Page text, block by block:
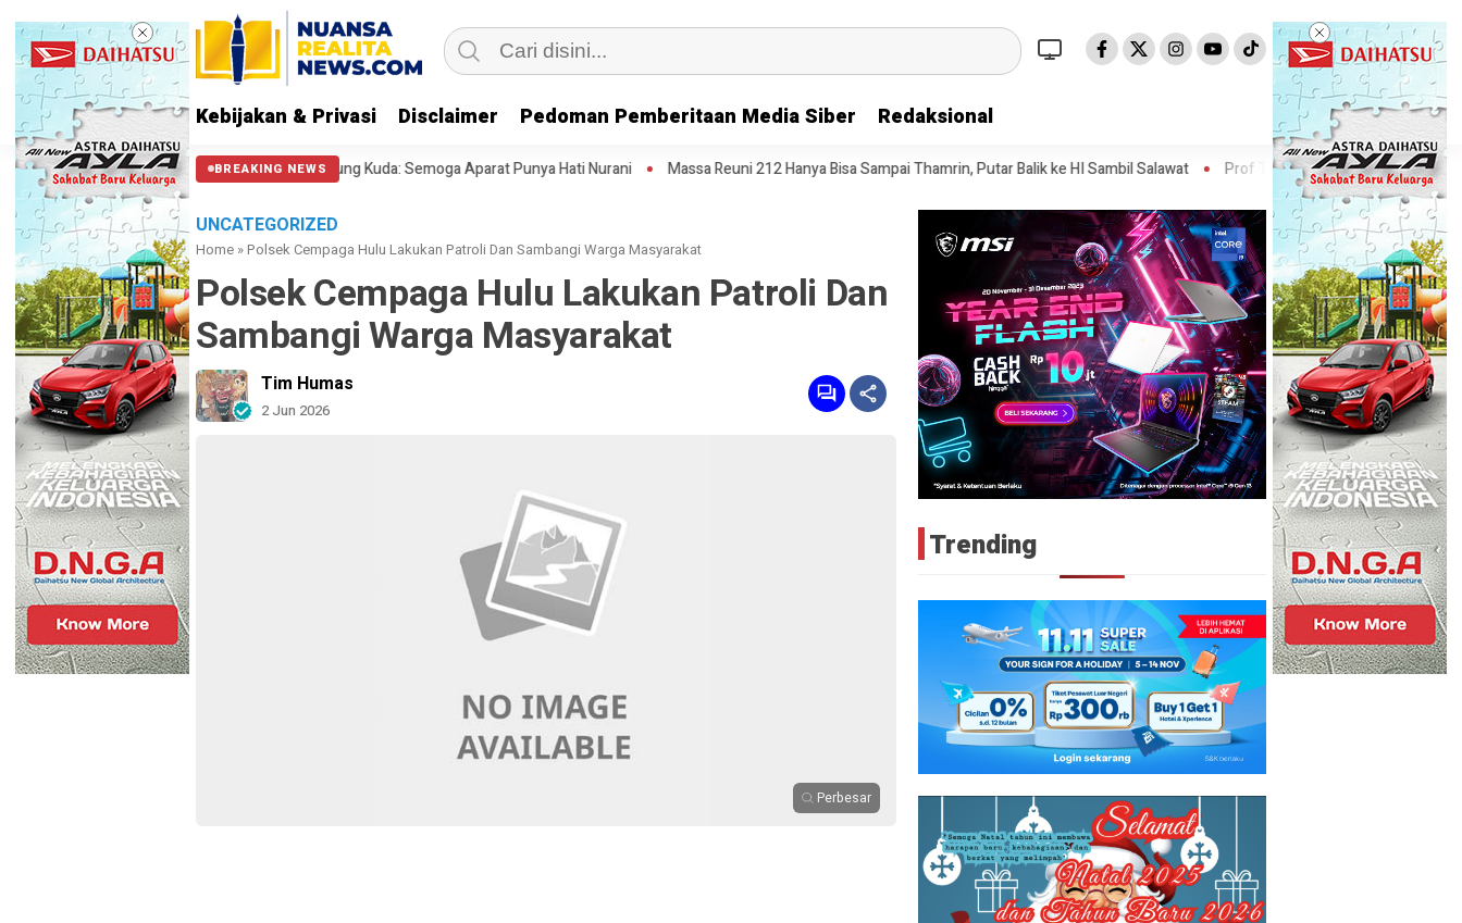
Kebijakan & Privasi Disclaimer Pedoman Pemberitaan Media Siber Redaksional
BREAKING NEWS
Polisi Halangi Massa di Patung Kuda: Semoga Aparat Punya Hati Nurani Massa Reuni 212 Hanya Bisa Sampai Thamrin, Putar Balik ke HI Sambil Salawat Prof Tjandra: Varian Omicron Mungkin Berdampak
UNCATEGORIZED
Home »Polsek Cempaga Hulu Lakukan Patroli Dan Sambangi Warga Masyarakat
Polsek Cempaga Hulu Lakukan Patroli Dan
Sambangi Warga Masyarakat
Tim Humas
2 Jun 2026
Perbesar
Trending